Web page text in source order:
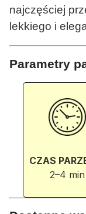
najczęściej
lekkiego i
Parametry
CZAS
2–4 min